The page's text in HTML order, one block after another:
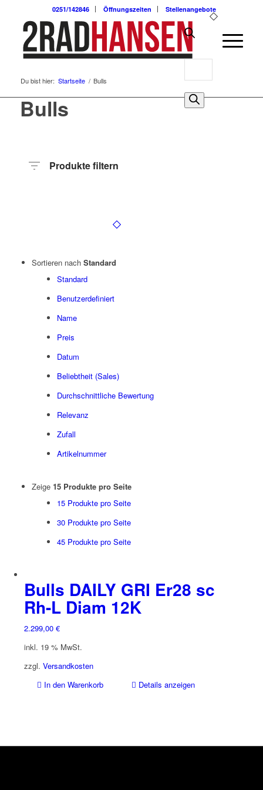
0251/142846 Öffnungszeiten Stellenangebote
0
Du bist hier: Startseite / Bulls
Bulls
Produkte filtern
Sortieren nach Standard
Standard
Benutzerdefiniert
Name
Preis
Datum
Beliebtheit (Sales)
Durchschnittliche Bewertung
Relevanz
Zufall
Artikelnummer
Zeige 15 Produkte pro Seite
15 Produkte pro Seite
30 Produkte pro Seite
45 Produkte pro Seite
Bulls DAILY GRI Er28 sc
Rh-L Diam 12K
2.299,00 €
inkl. 19 % MwSt.
zzgl. Versandkosten
In den Warenkorb
Details anzeigen